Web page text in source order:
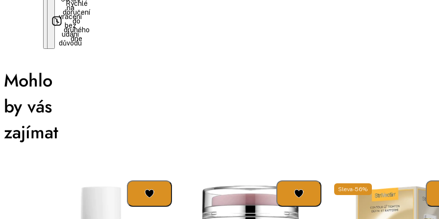
na
vrácení
bez
udání
důvodu
Rychlé
doručení
do
druhého
dne
Mohlo
by vás
zajímat
Sleva -56%